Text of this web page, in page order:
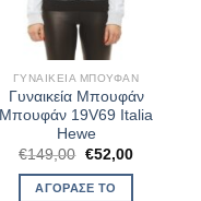
ΓΥΝΑΙΚΕΊΑ ΜΠΟΥΦΆΝ
Γυναικεία Μπουφάν
Μπουφάν 19V69 Italia
Hewe
€149,00 Original
was:
€149,00.
€52,00Η
ΑΓΌΡΑΣΈ ΤΟ